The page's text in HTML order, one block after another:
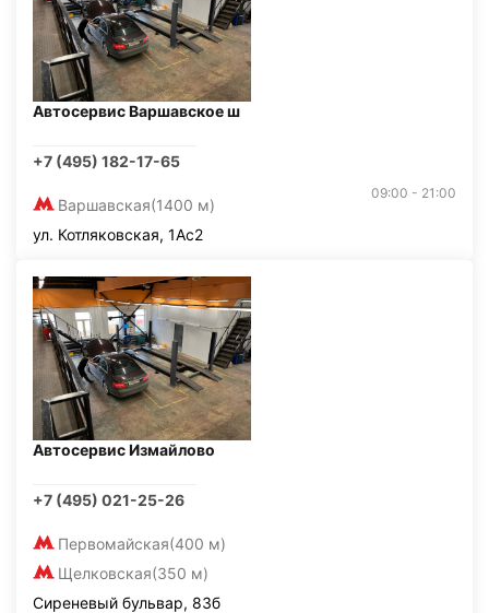
Автосервис Варшавское ш
+7 (495) 182-17-65
Варшавская(1400 м)
09:00 - 21:00
ул. Котляковская, 1Ас2
Автосервис Измайлово
+7 (495) 021-25-26
Первомайская(400 м)
Щелковская(350 м)
Сиреневый бульвар, 83б